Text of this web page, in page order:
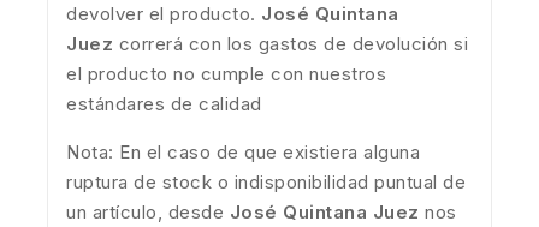
devolver el producto. José Quintana
Juez correrá con los gastos de devolución si
el producto no cumple con nuestros
estándares de calidad
Nota: En el caso de que existiera alguna
ruptura de stock o indisponibilidad puntual de
un artículo, desde José Quintana Juez nos